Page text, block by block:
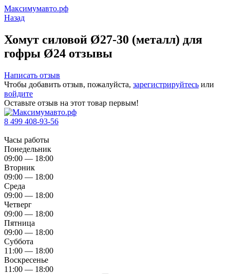
Максимумавто.рф
Назад
Хомут силовой Ø27-30 (металл) для
гофры Ø24 отзывы
Написать отзыв
Чтобы добавить отзыв, пожалуйста, зарегистрируйтесь или
войдите
Оставьте отзыв на этот товар первым!
8 499 408-93-56
Часы работы
Понедельник
09:00 — 18:00
Вторник
09:00 — 18:00
Среда
09:00 — 18:00
Четверг
09:00 — 18:00
Пятница
09:00 — 18:00
Суббота
11:00 — 18:00
Воскресенье
11:00 — 18:00